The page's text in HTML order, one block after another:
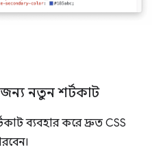
জন্য নতুন শর্টকাট
ব্যবহার করে দ্রুত CSS